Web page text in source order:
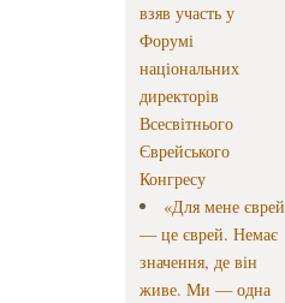
взяв участь у
Форумі
національних
директорів
Всесвітнього
Єврейського
Конгресу
«Для мене єврей
— це єврей. Немає
значення, де він
живе. Ми — одна